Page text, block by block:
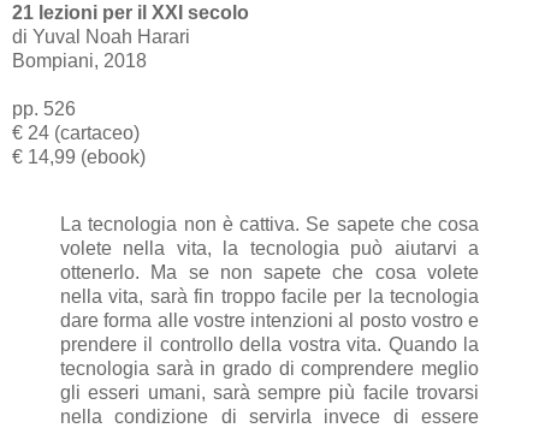
21 lezioni per il XXI secolo
di Yuval Noah Harari
Bompiani, 2018
pp. 526
€ 24 (cartaceo)
€ 14,99 (ebook)
La tecnologia non è cattiva. Se sapete che cosa
volete nella vita, la tecnologia può aiutarvi a
ottenerlo. Ma se non sapete che cosa volete
nella vita, sarà fin troppo facile per la tecnologia
dare forma alle vostre intenzioni al posto vostro e
prendere il controllo della vostra vita. Quando la
tecnologia sarà in grado di comprendere meglio
gli esseri umani, sarà sempre più facile trovarsi
nella condizione di servirla invece di essere